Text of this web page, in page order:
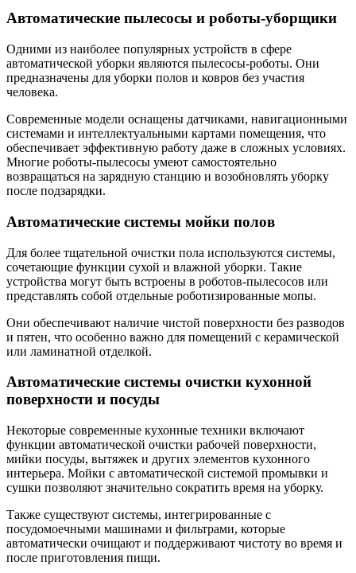
Автоматические пылесосы и роботы-уборщики
Одними из наиболее популярных устройств в сфере
автоматической уборки являются пылесосы-роботы. Они
предназначены для уборки полов и ковров без участия
человека.
Современные модели оснащены датчиками, навигационными
системами и интеллектуальными картами помещения, что
обеспечивает эффективную работу даже в сложных условиях.
Многие роботы-пылесосы умеют самостоятельно
возвращаться на зарядную станцию и возобновлять уборку
после подзарядки.
Автоматические системы мойки полов
Для более тщательной очистки пола используются системы,
сочетающие функции сухой и влажной уборки. Такие
устройства могут быть встроены в роботов-пылесосов или
представлять собой отдельные роботизированные мопы.
Они обеспечивают наличие чистой поверхности без разводов
и пятен, что особенно важно для помещений с керамической
или ламинатной отделкой.
Автоматические системы очистки кухонной
поверхности и посуды
Некоторые современные кухонные техники включают
функции автоматической очистки рабочей поверхности,
мийки посуды, вытяжек и других элементов кухонного
интерьера. Мойки с автоматической системой промывки и
сушки позволяют значительно сократить время на уборку.
Также существуют системы, интегрированные с
посудомоечными машинами и фильтрами, которые
автоматически очищают и поддерживают чистоту во время и
после приготовления пищи.